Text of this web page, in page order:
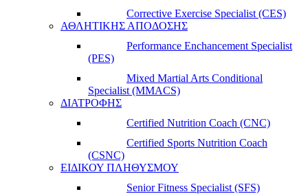
Corrective Exercise Specialist (CES)
ΑΘΛΗΤΙΚΗΣ ΑΠΟΔΟΣΗΣ
Performance Enchancement Specialist
(PES)
Mixed Martial Arts Conditional
Specialist (MMACS)
ΔΙΑΤΡΟΦΗΣ
Certified Nutrition Coach (CNC)
Certified Sports Nutrition Coach
(CSNC)
ΕΙΔΙΚΟΥ ΠΛΗΘΥΣΜΟΥ
Senior Fitness Specialist (SFS)